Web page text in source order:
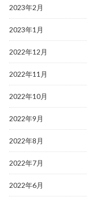
2023年2月
2023年1月
2022年12月
2022年11月
2022年10月
2022年9月
2022年8月
2022年7月
2022年6月